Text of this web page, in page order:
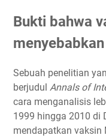
Bukti bahwa
Sebuah penelitian
berjudul Annals of
cara menganalisis
1999 hingga 2010 di
mendapatkan vaksin